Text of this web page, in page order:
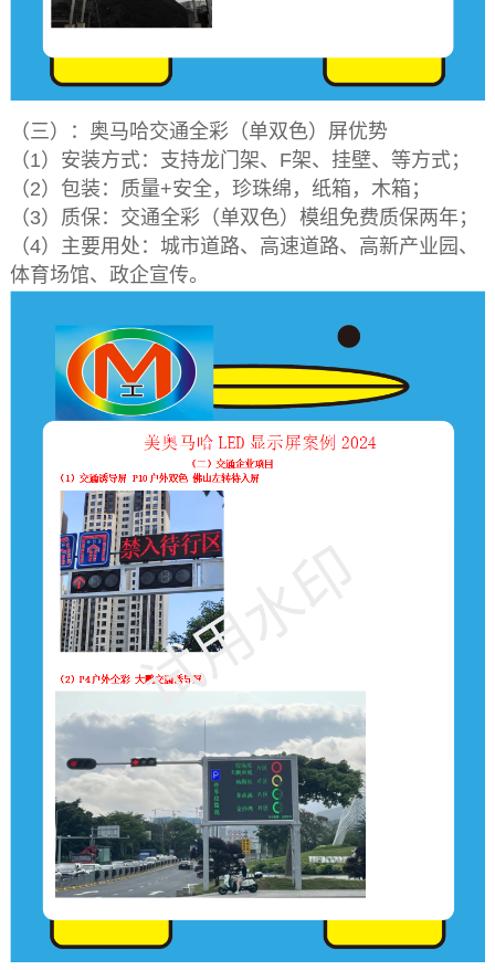
（三）：奥马哈交通全彩（单双色）屏优势
（1）安装方式：支持龙门架、F架、挂壁、等方式；
（2）包装：质量+安全，珍珠绵，纸箱，木箱；
（3）质保：交通全彩（单双色）模组免费质保两年；
（4）主要用处：城市道路、高速道路、高新产业园、
体育场馆、政企宣传。